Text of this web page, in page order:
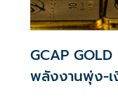
GCAP
พลังงานพุ่ง-เ